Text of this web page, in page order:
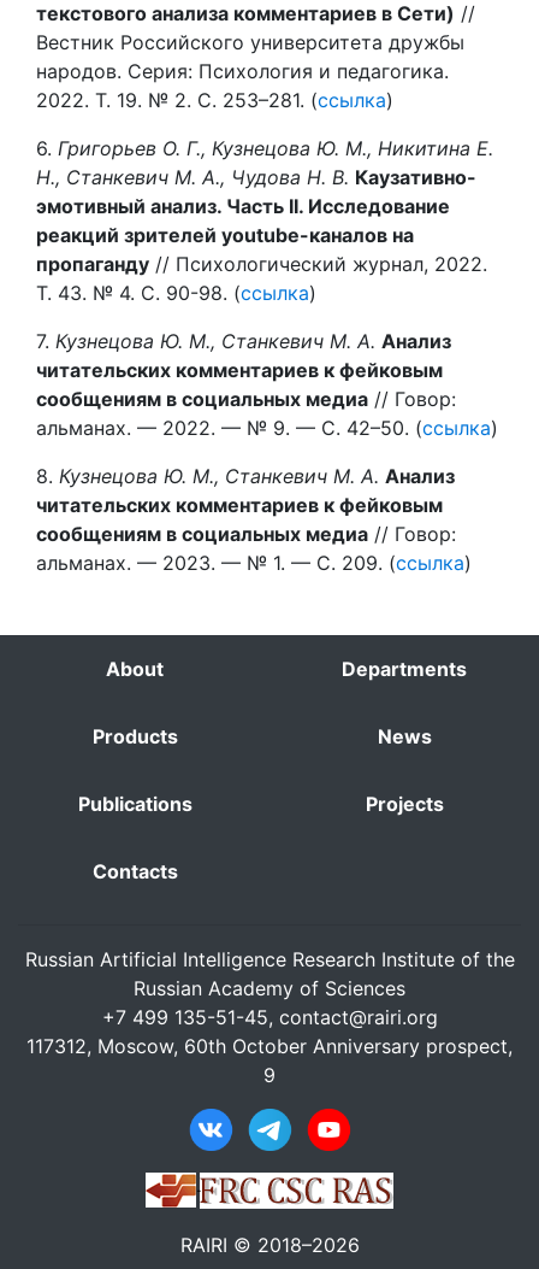
текстового анализа комментариев в Сети) //
Вестник Российского университета дружбы
народов. Серия: Психология и педагогика.
2022. Т. 19. № 2. С. 253–281. (ссылка)
6. Григорьев О. Г., Кузнецова Ю. М., Никитина Е.
Н., Станкевич М. А., Чудова Н. В. Каузативно-
эмотивный анализ. Часть II. Исследование
реакций зрителей youtube-каналов на
пропаганду // Психологический журнал, 2022.
Т. 43. № 4. С. 90-98. (ссылка)
7. Кузнецова Ю. М., Станкевич М. А. Анализ
читательских комментариев к фейковым
сообщениям в социальных медиа // Говор:
альманах. — 2022. — № 9. — С. 42–50. (ссылка)
8. Кузнецова Ю. М., Станкевич М. А. Анализ
читательских комментариев к фейковым
сообщениям в социальных медиа // Говор:
альманах. — 2023. — № 1. — С. 209. (ссылка)
About Departments
Products News
Publications Projects
Contacts
Russian Artificial Intelligence Research Institute of the
Russian Academy of Sciences
+7 499 135-51-45, contact@rairi.org
117312, Moscow, 60th October Anniversary prospect,
9
RAIRI © 2018–2026